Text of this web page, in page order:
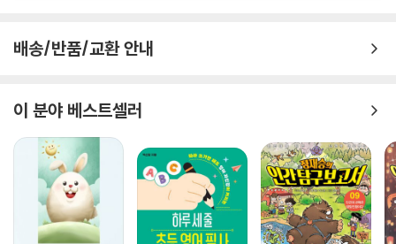
배송/반품/교환 안내
이 분야 베스트셀러